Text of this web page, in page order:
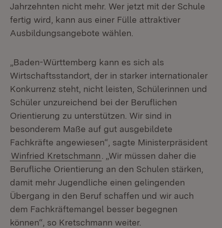
Jahrzehnten nicht mehr. Wer jetzt mit der Schule
fertig wird, kann aus einer Fülle attraktiver
Ausbildungsangebote wählen.
„Baden-Württemberg kann es sich als
Wirtschaftsstandort, der in starker internationaler
Konkurrenz steht, nicht leisten, Schülerinnen und
Schüler unzureichend bei der Beruflichen
Orientierung zu unterstützen. Wir sind in
besonderem Maße auf gut ausgebildete
Fachkräfte angewiesen“, sagte Ministerpräsident
Winfried Kretschmann
. „Wir müssen daher die
Berufliche Orientierung an den Schulen stärken,
damit mehr Jugendliche einen gelingenden
Übergang in den Beruf schaffen und wir auch
dem Fachkräftemangel besser begegnen
können“, so Kretschmann weiter.